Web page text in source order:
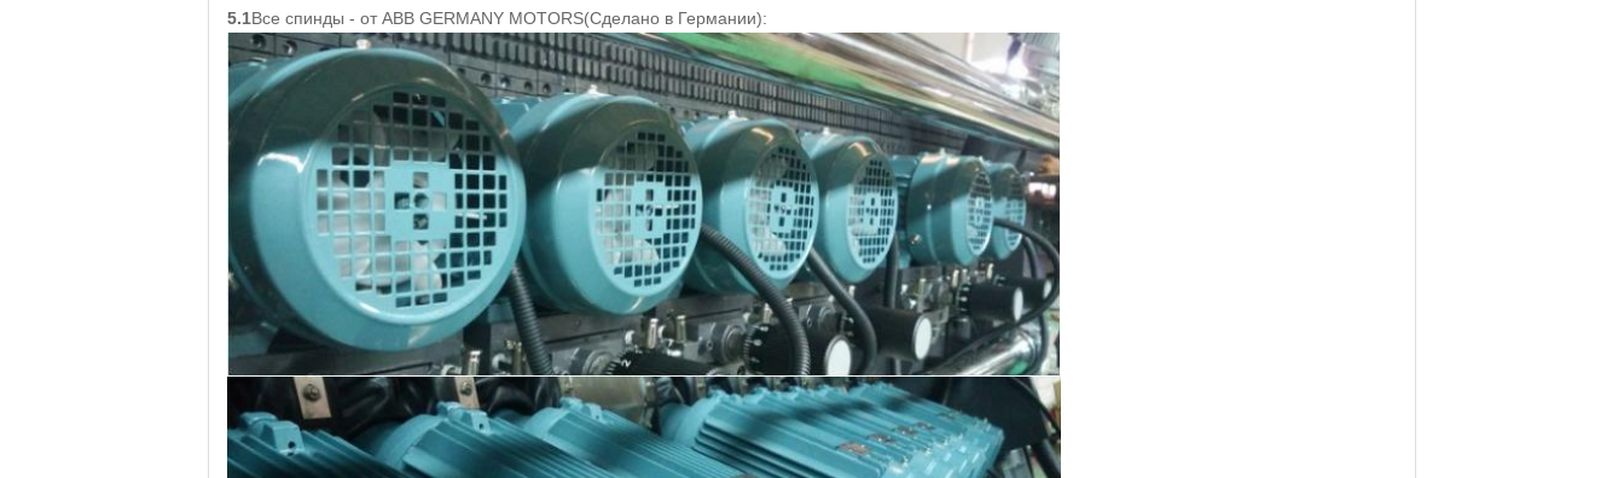
5.1Все спинды - от ABB GERMANY MOTORS(Сделано в Германии):